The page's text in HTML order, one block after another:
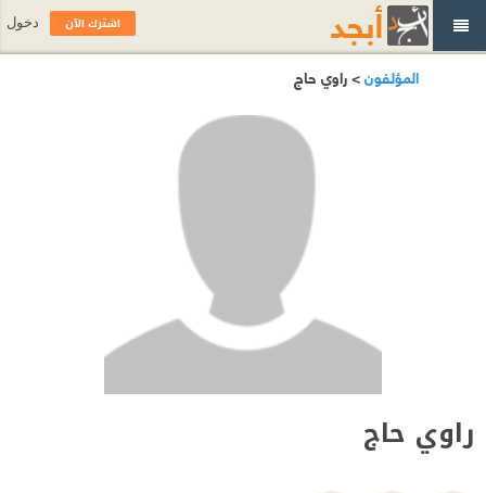
المؤلفون> راوي حاج
راوي حاج
اشترك الآن دخول